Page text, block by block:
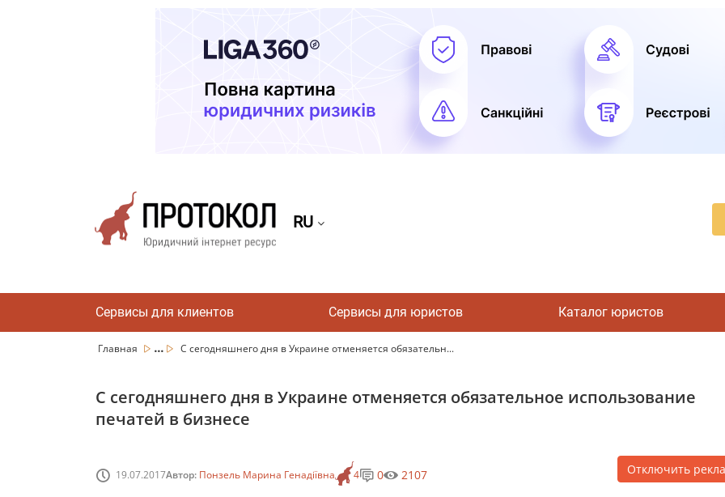
RU
Сервисы для клиентов Сервисы для юристов Каталог юристов
Главная ... С сегодняшнего дня в Украине отменяется обязательн...
С сегодняшнего дня в Украине отменяется обязательное использование
печатей в бизнесе
19.07.2017Автор: Понзель Марина Генадіївна 4 0 2107 Отключить